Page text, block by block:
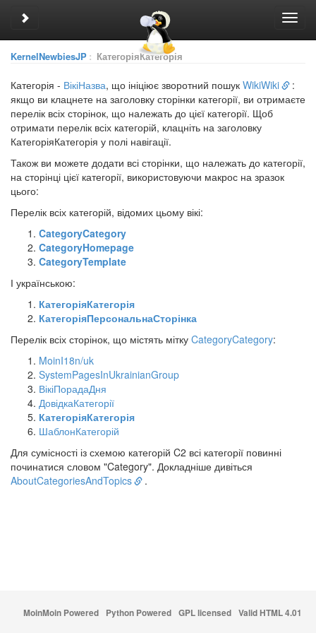
Toggle sidebar
KernelNewbiesJP : КатегоріяКатегорія
Категорія - ВікіНазва, що ініціює зворотний пошук WikiWiki
:
якщо ви клацнете на заголовку сторінки категорії, ви отримаєте
перелік всіх сторінок, що належать до цієї категорії. Щоб
отримати перелік всіх категорій, клацніть на заголовку
КатегоріяКатегорія у полі навігації.
Також ви можете додати всі сторінки, що належать до категорії,
на сторінці цієї категорії, використовуючи макрос на зразок
цього:
Перелік всіх категорій, відомих цьому вікі:
CategoryCategory
CategoryHomepage
CategoryTemplate
І українською:
КатегоріяКатегорія
КатегоріяПерсональнаСторінка
Перелік всіх сторінок, що містять мітку CategoryCategory:
MoinI18n/uk
SystemPagesInUkrainianGroup
ВікіПорадаДня
ДовідкаКатегорії
КатегоріяКатегорія
ШаблонКатегорій
Для сумісності із схемою категорій C2 всі категорії повинні
починатися словом "Category". Докладніше дивіться
AboutCategoriesAndTopics
.
MoinMoin Powered Python Powered GPL licensed Valid HTML 4.01